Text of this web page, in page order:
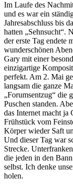
Im Laufe des
und es war ein
Jahresabschluss bis
hatten „Sehnsucht“.
der erste Tag endete
wunderschönen
Gary mit einer
einzigartige
perfekt. Am 2. Mai
langsam die ganze
„Forumsentzug“ die
Puschen standen.
das Internet macht ja
Frühstück vom
Körper wieder Saft
Und dieser Tag war
Strecke.
die jeden in den
selbst. Ich denke
holen.